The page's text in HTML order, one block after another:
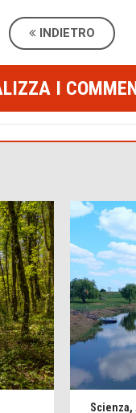
INDIETRO
I
Scienza,